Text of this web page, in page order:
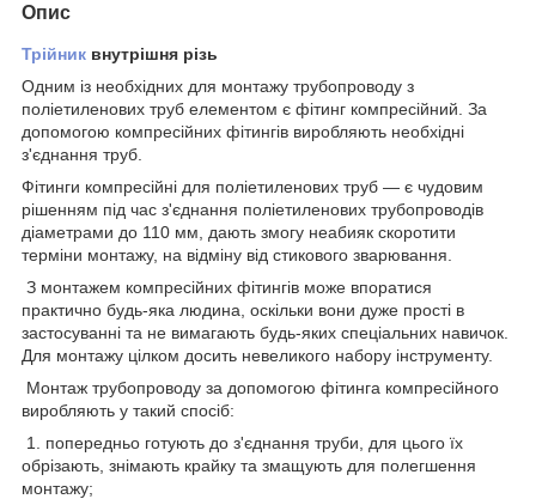
Опис
Трійник внутрішня різь
Одним із необхідних для монтажу трубопроводу з
поліетиленових труб елементом є фітинг компресійний. За
допомогою компресійних фітингів виробляють необхідні
з'єднання труб.
Фітинги компресійні для поліетиленових труб — є чудовим
рішенням під час з'єднання поліетиленових трубопроводів
діаметрами до 110 мм, дають змогу неабияк скоротити
терміни монтажу, на відміну від стикового зварювання.
З монтажем компресійних фітингів може впоратися
практично будь-яка людина, оскільки вони дуже прості в
застосуванні та не вимагають будь-яких спеціальних навичок.
Для монтажу цілком досить невеликого набору інструменту.
Монтаж трубопроводу за допомогою фітинга компресійного
виробляють у такий спосіб:
1. попередньо готують до з'єднання труби, для цього їх
обрізають, знімають крайку та змащують для полегшення
монтажу;